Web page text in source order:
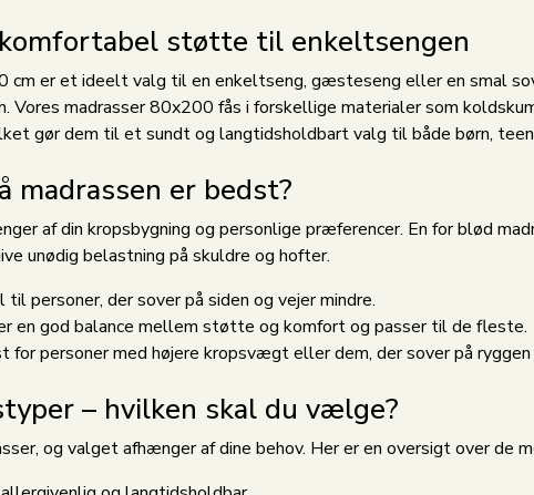
støtte til enkeltsengen
cm er et ideelt valg til en enkeltseng, gæsteseng eller en smal
madrasser 80x200 fås i forskellige materialer som
gør dem til et sundt og langtidsholdbart valg til både børn,
madrassen er bedst?
af din kropsbygning og personlige præferencer. En for blød
unødig belastning på skuldre og hofter.
til personer, der sover på siden og vejer mindre.
en god balance mellem støtte og komfort og passer til de fleste.
for personer med højere kropsvægt eller dem, der sover på
– hvilken skal du vælge?
og valget afhænger af dine behov. Her er en oversigt over de